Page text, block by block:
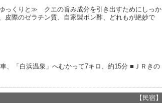
っくりと≫ クエの旨み成分を引き出すためにしっか
皮際のゼラチン質、自家製ポン酢、どれもが絶妙で
、「白浜温泉」へむかって7キロ、約15分 ■ＪＲきの
【民宿】